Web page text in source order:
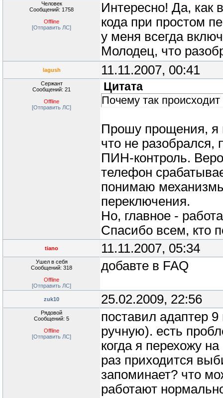
Человек
Сообщений: 1758
Offline
[Отправить ЛС]
Интересно! Да, как
кода при простом
у меня всегда
Молодец, что
lagush 11.11.2007, 00:41
Сержант
Сообщений: 21
Offline
[Отправить ЛС]
Цитата
Почему так
Прошу прощения, я
что не разобрался,
ПИН-контроль.
телефон
понимаю
переключения.
Но, главное -
Спасибо всем, кто
tiano 11.11.2007, 05:34
Ушел в себя
Сообщений: 318
Offline
[Отправить ЛС]
добавте в FAQ
zuk10 25.02.2009, 22:56
Рядовой
Сообщений: 5
Offline
[Отправить ЛС]
поставил адаптер
ручную). есть
когда я перехожу
раз приходится
запоминает? что
работают